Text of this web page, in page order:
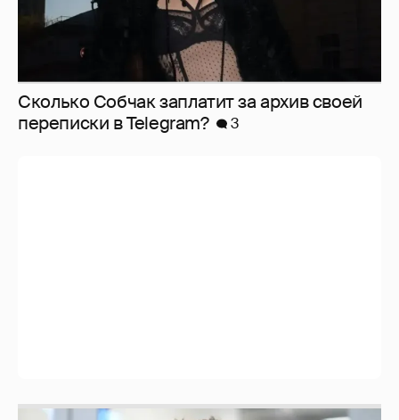
Сколько Собчак заплатит за архив своей
перeписки в Telegram?
3